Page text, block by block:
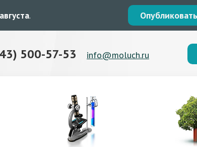
.
500-57-53 info@moluch.ru